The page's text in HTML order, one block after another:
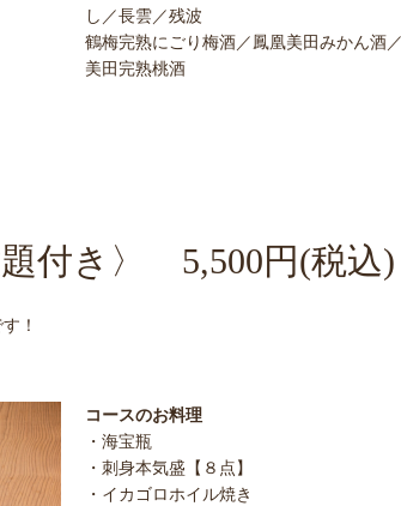
し／長雲／残波
鶴梅完熟にごり梅酒／鳳凰美田みかん酒
美田完熟桃酒
付き〉 5,500円(税込)
！
コースのお料理
・海宝瓶
・刺身本気盛【８点】
・イカゴロホイル焼き